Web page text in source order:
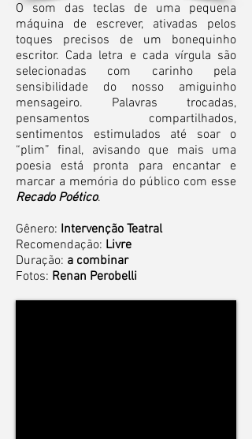
O som das teclas de uma pequena
máquina de escrever, ativadas pelos
toques precisos de um bonequinho
escritor. Cada letra e cada vírgula são
selecionadas com carinho pela
sensibilidade do nosso amiguinho
mensageiro. Palavras trocadas,
pensamentos compartilhados,
sentimentos estimulados até soar o
“plim” final, avisando que mais uma
poesia está pronta para encantar e
marcar a memória do público com esse
Recado Poético.
Gênero: Intervenção Teatral
Recomendação: Livre
Duração: a combinar
Fotos: Renan Perobelli